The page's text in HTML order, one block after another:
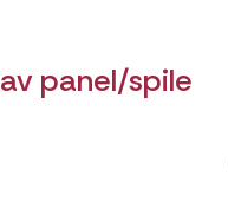
panel/spile